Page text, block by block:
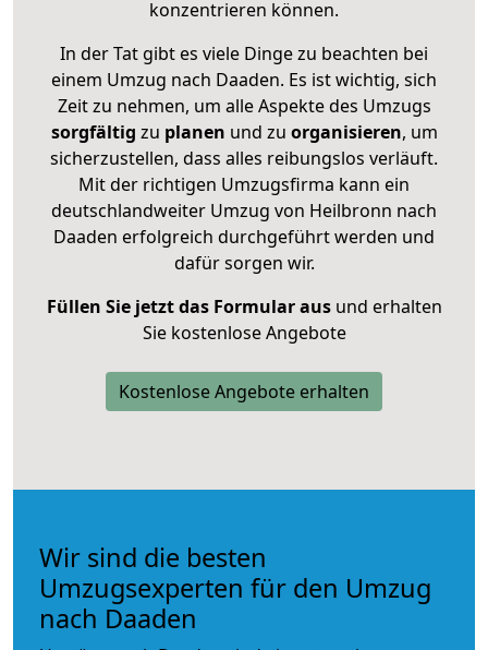
konzentrieren können.
In der Tat gibt es viele Dinge zu beachten bei
einem Umzug nach Daaden. Es ist wichtig, sich
Zeit zu nehmen, um alle Aspekte des Umzugs
sorgfältig zu planen und zu organisieren, um
sicherzustellen, dass alles reibungslos verläuft.
Mit der richtigen Umzugsfirma kann ein
deutschlandweiter Umzug von Heilbronn nach
Daaden erfolgreich durchgeführt werden und
dafür sorgen wir.
Füllen Sie jetzt das Formular ausund erhalten
Sie kostenlose Angebote
Kostenlose Angebote erhalten
Wir sind die besten
Umzugsexperten für den Umzug
nach Daaden